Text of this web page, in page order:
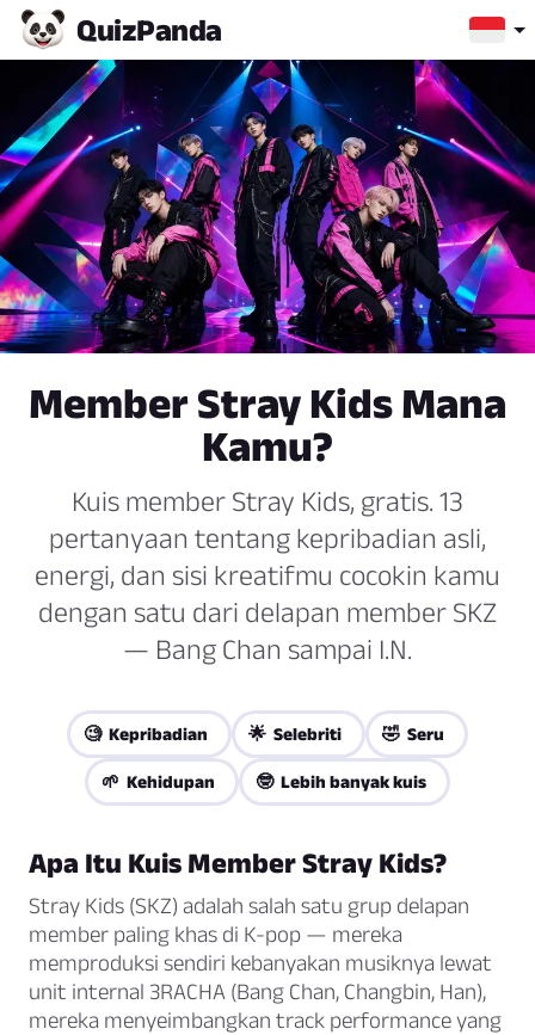
QuizPanda
Member Stray Kids Mana
Kamu?
Kuis member Stray Kids, gratis. 13
pertanyaan tentang kepribadian asli,
energi, dan sisi kreatifmu cocokin kamu
dengan satu dari delapan member SKZ
— Bang Chan sampai I.N.
🧐 Kepribadian 🌟 Selebriti 🤣 Seru
🌱 Kehidupan 🤓 Lebih banyak kuis
Apa Itu Kuis Member Stray Kids?
Stray Kids (SKZ) adalah salah satu grup delapan
member paling khas di K-pop — mereka
memproduksi sendiri kebanyakan musiknya lewat
unit internal 3RACHA (Bang Chan, Changbin, Han),
mereka menyeimbangkan track performance yang